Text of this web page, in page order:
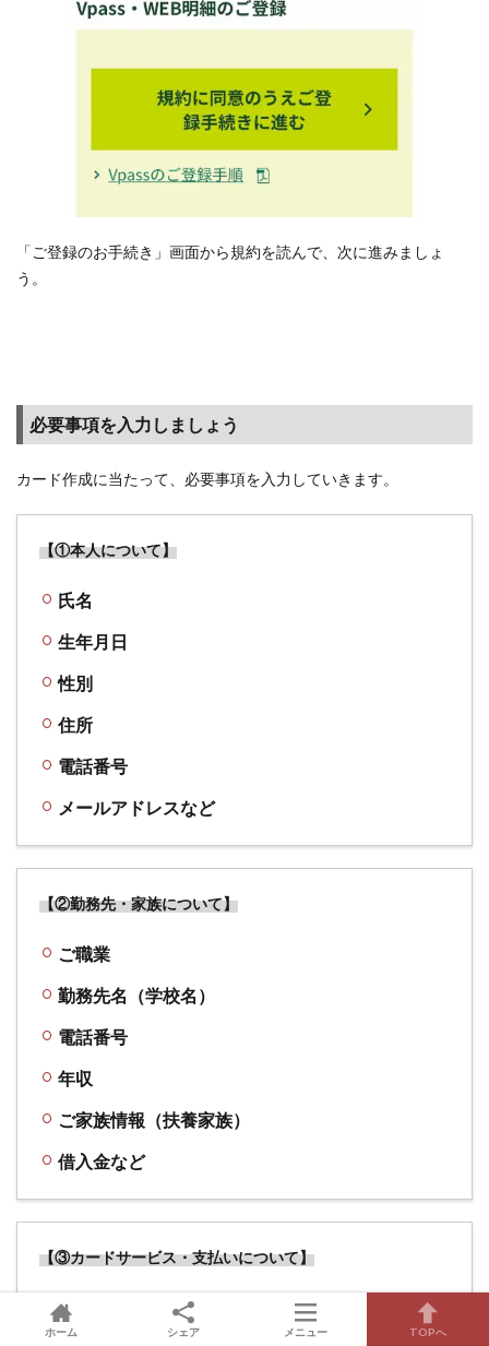
「ご登録のお手続き」画面から規約を読んで、次に進みましょ
う。
必要事項を入力しましょう
カード作成に当たって、必要事項を入力していきます。
【①本人について】
氏名
生年月日
性別
住所
電話番号
メールアドレスなど
【②勤務先・家族について】
ご職業
勤務先名（学校名）
電話番号
年収
ご家族情報（扶養家族）
借入金など
【③カードサービス・支払いについて】
カードブランド（Visa、Mastercard）
ホーム シェア メニュー TOPへ